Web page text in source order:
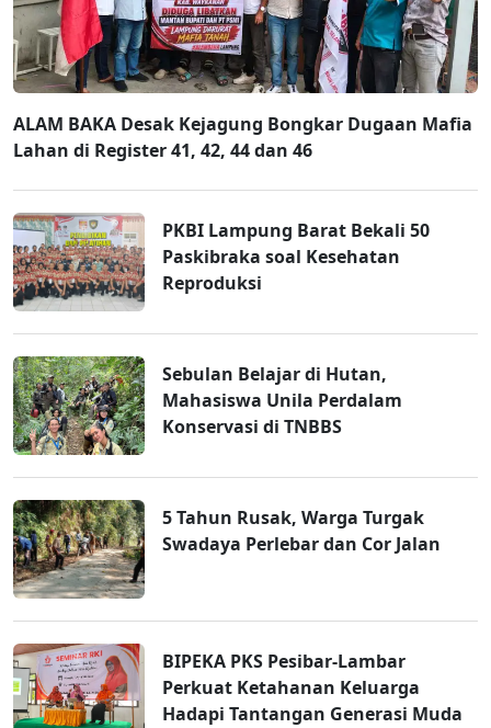
ALAM BAKA Desak Kejagung Bongkar Dugaan Mafia
Lahan di Register 41, 42, 44 dan 46
PKBI Lampung Barat Bekali 50
Paskibraka soal Kesehatan
Reproduksi
Sebulan Belajar di Hutan,
Mahasiswa Unila Perdalam
Konservasi di TNBBS
5 Tahun Rusak, Warga Turgak
Swadaya Perlebar dan Cor Jalan
BIPEKA PKS Pesibar-Lambar
Perkuat Ketahanan Keluarga
Hadapi Tantangan Generasi Muda